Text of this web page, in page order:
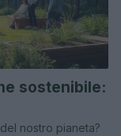
sostenibile:
nostro pianeta?